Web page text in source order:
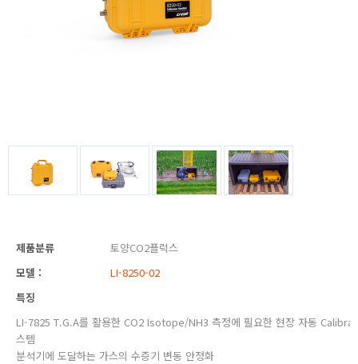
제품분류
토양CO2플럭스
모델 :
LI-8250-02
특징
LI-7825 T.G.A를 활용한 CO2 Isotope/NH3 측정에 필요한 현장 자동
스템
분석기에 도달하는 가스의 수증기 변동 안정화